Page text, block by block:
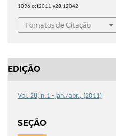
1096.cct2011.v28.12042
Fomatos de Citação
EDIÇÃO
Vol. 28, n.1 - jan./abr., (2011)
SEÇÃO